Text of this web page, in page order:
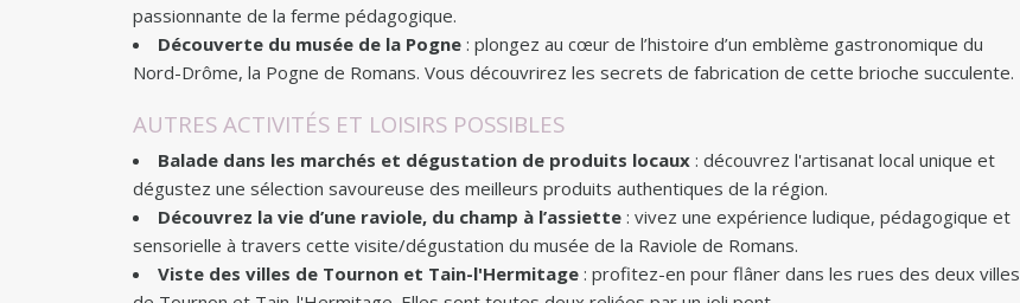
passionnante de la ferme pédagogique.
Découverte du musée de la Pogne : plongez au cœur de l’histoire d’un emblème gastronomique du
Nord-Drôme, la Pogne de Romans. Vous découvrirez les secrets de fabrication de cette brioche succulente.
AUTRES ACTIVITÉS ET LOISIRS POSSIBLES
Balade dans les marchés et dégustation de produits locaux : découvrez l'artisanat local unique et
dégustez une sélection savoureuse des meilleurs produits authentiques de la région.
Découvrez la vie d’une raviole, du champ à l’assiette : vivez une expérience ludique, pédagogique et
sensorielle à travers cette visite/dégustation du musée de la Raviole de Romans.
Viste des villes de Tournon et Tain-l'Hermitage : profitez-en pour flâner dans les rues des deux villes